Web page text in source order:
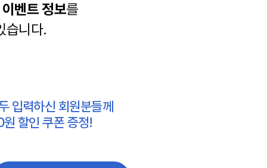
이벤트 정보를
습니다.
입력하신 회원분들께
할인 쿠폰 증정!